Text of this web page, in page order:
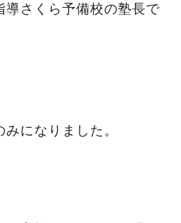
導さくら予備校の塾長で
になりました。